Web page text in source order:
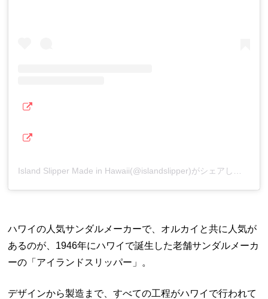
ハワイの人気サンダルメーカーで、オルカイと共に人気が
あるのが、1946年にハワイで誕生した老舗サンダルメーカ
ーの「アイランドスリッパー」。
デザインから製造まで、すべての工程がハワイで行われて